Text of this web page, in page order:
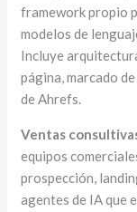
framework propio
modelos de
Incluye
página, marcado
de Ahrefs.
Ventas
equipos
prospección,
agentes de IA que